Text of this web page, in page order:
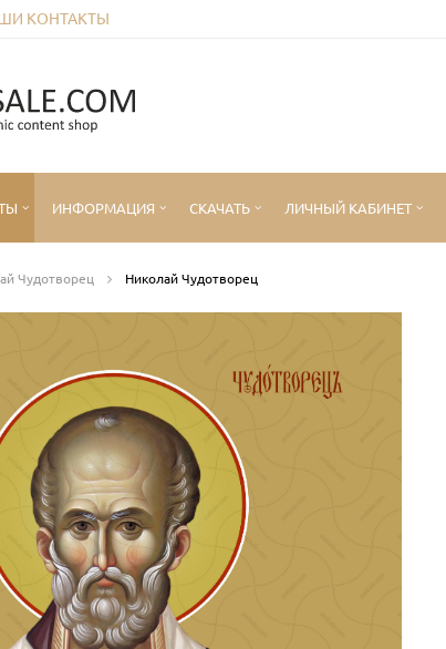
КОНТАКТЫ
ИНФОРМАЦИЯ СКАЧАТЬ ЛИЧНЫЙ КАБИНЕТ
Чудотворец Николай Чудотворец